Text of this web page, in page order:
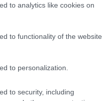
to analytics like cookies on
to functionality of the website
to personalization.
to security, including